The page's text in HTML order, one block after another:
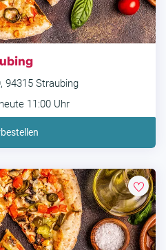
94315 Straubing
11:00 Uhr